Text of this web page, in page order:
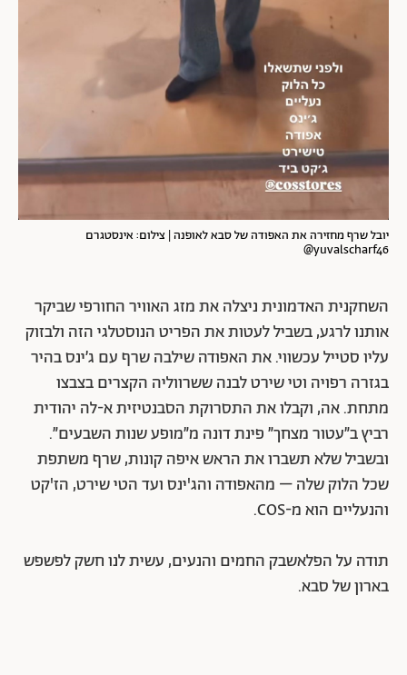
יובל שרף מחזירה את האפודה של סבא לאופנה | צילום: אינסטגרם
yuvalscharf46@
השחקנית האדמונית ניצלה את מזג האוויר החורפי שביקר
אותנו לרגע, בשביל לעטות את הפריט הנוסטלגי הזה ולבזוק
עליו סטייל עכשווי. את האפודה שילבה שרף עם ג׳ינס בהיר
בגזרה רפויה וטי שירט לבנה ששרווליה הקצרים בצבצו
מתחת. אה, וקבלו את התסרוקת הסבנטיזית א-לה יהודית
רביץ ב״עטור מצחך״ פינת דונה מ״מופע שנות השבעים״.
ובשביל שלא תשברו את הראש איפה קונות, שרף משתפת
שכל הלוק שלה – מהאפודה והג'ינס ועד הטי שירט, הז'קט
והנעליים הוא מ-COS.
תודה על הפלאשבק החמים והנעים, עשית לנו חשק לפשפש
בארון של סבא.